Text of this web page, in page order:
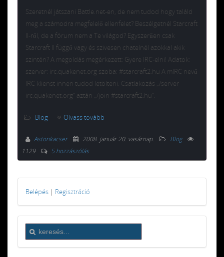
Szeretnél játszani Battle.net-en, de nem tudod hogy találd
meg a számodra megfelelő ellenfelet? Beszélgetnél Starcraft
II-ről, de a fórum nem a Te világod? Egyszerűen csak
Starcraft II függő vagy és szivesen chatelnél azokkal akik
szintén? A megoldás megérkezett: Gyere IRC-elni! Adatok:
szerver: irc.quakenet.org szoba: #starcraft2.hu A mIRC nevű
IRC klienst innen tudod letölteni. Csatlakozás „/server
irc.quakenet.org” aztán „/join #starcraft2.hu”.
Blog Olvass tovább
Astonkacser 2008. január 20. vasárnap.
Blog
1129
5 hozzászólás
Belépés | Regisztráció